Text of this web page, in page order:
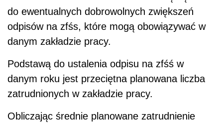
do ewentualnych dobrowolnych zwiększeń
odpisów na zfśs, które mogą obowiązywać w
danym zakładzie pracy.
Podstawą do ustalenia odpisu na zfśś w
danym roku jest przeciętna planowana liczba
zatrudnionych w zakładzie pracy.
Obliczając średnie planowane zatrudnienie